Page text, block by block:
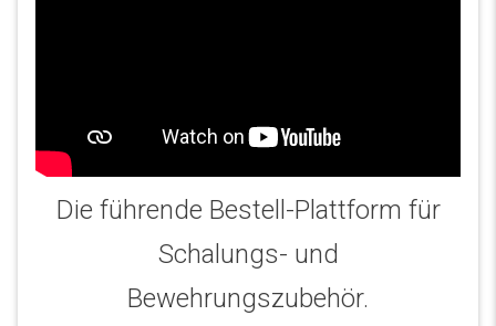
Die führende Bestell-Plattform für
Schalungs- und
Bewehrungszubehör.